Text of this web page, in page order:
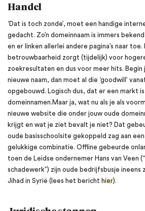
Handel
‘Dat is toch zonde’, moet een handige
gedacht. Zo’n domeinnaam is immers
en er linken allerlei andere pagina’s naar toe.
betrouwbaarheid zorgt (tijdelijk) voor
zoekresultaten en dus voor meer hits. Begin
nieuwe naam, dan moet al die ‘goodwill’
opgebouwd. Logisch dus, dat er een markt
domeinnamen.Maar ja, wat nu als je als
nieuwe website die onder jouw oude
krijgt en wat je ziet bevalt je niet? Dat
oude basisschoolsite gekoppeld zag aan
gelukkige combinatie. Offline gebeurde
toen de Leidse ondernemer Hans van Veen
schadewerk”) zijn oude bedrijfsbusje ineens
Jihad in Syrië (lees het bericht hier).